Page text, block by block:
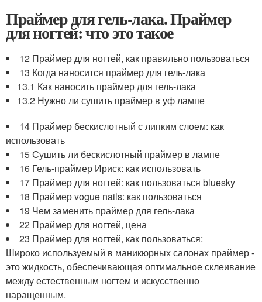
Праймер для гель-лака. Праймер
для ногтей: что это такое
12 Праймер для ногтей, как правильно пользоваться
13 Когда наносится праймер для гель-лака
13.1 Как наносить праймер для гель-лака
13.2 Нужно ли сушить праймер в уф лампе
14 Праймер бескислотный с липким слоем: как
использовать
15 Сушить ли бескислотный праймер в лампе
16 Гель-праймер Ириск: как использовать
17 Праймер для ногтей: как пользоваться bluesky
18 Праймер vogue nails: как пользоваться
19 Чем заменить праймер для гель-лака
22 Праймер для ногтей, цена
23 Праймер для ногтей, как пользоваться:
Широко используемый в маникюрных салонах праймер -
это жидкость, обеспечивающая оптимальное склеивание
между естественным ногтем и искусственно
наращенным.